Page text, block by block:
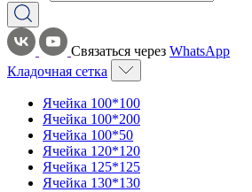
Связаться через WhatsApp
Кладочная сетка
Ячейка 100*100
Ячейка 100*200
Ячейка 100*50
Ячейка 120*120
Ячейка 125*125
Ячейка 130*130